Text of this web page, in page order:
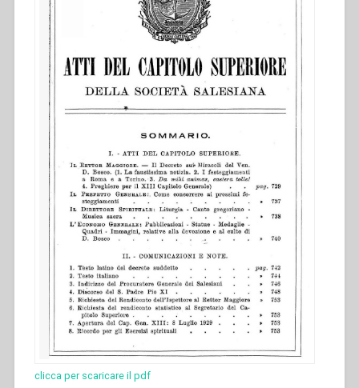
clicca per scaricare il pdf